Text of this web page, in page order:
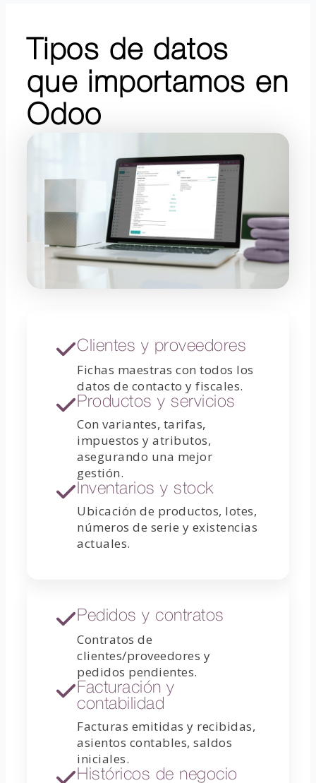
Tipos de datos
que importamos en
Odoo
Clientes y proveedores
Fichas maestras con todos los
datos de contacto y fiscales.
Productos y servicios
Con variantes, tarifas,
impuestos y atributos,
asegurando una mejor
gestión.
Inventarios y stock
Ubicación de productos, lotes,
números de serie y existencias
actuales.
Pedidos y contratos
Contratos de
clientes/proveedores y
pedidos pendientes.
Facturación y
contabilidad
Facturas emitidas y recibidas,
asientos contables, saldos
iniciales.
Históricos de negocio